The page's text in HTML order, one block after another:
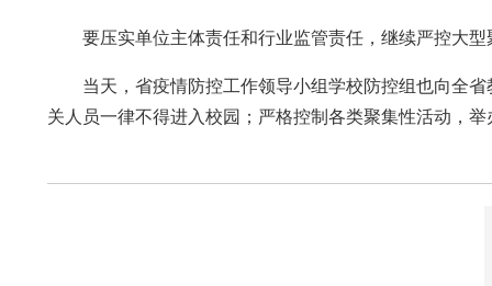
要压实单位主体责任和行业监管责任，继续严控大型
当天，省疫情防控工作领导小组学校防控组也向全
关人员一律不得进入校园；严格控制各类聚集性活动，